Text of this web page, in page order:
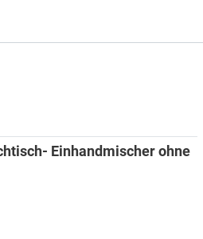
Einhandmischer ohne